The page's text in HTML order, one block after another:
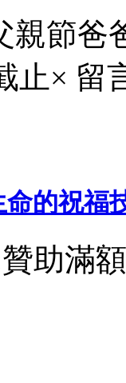
節爸
止× 留
的祝福
助滿